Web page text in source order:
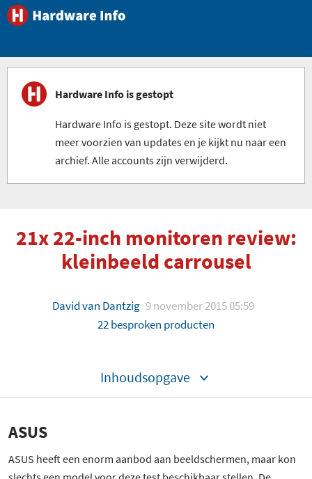
Hardware Info is gestopt
Hardware Info is gestopt. Deze site wordt niet
meer voorzien van updates en je kijkt nu naar een
archief. Alle accounts zijn verwijderd.
21x 22-inch monitoren review:
kleinbeeld carrousel
David van Dantzig 9 november 2015 05:59
22 besproken producten
Inhoudsopgave
ASUS
ASUS heeft een enorm aanbod aan beeldschermen, maar kon